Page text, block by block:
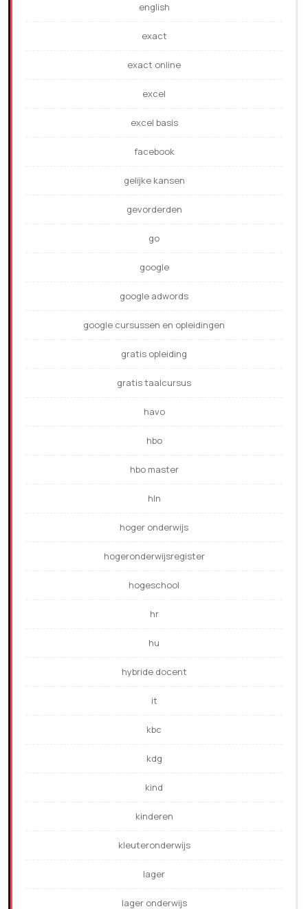
english
exact
exact online
excel
excel basis
facebook
gelijke kansen
gevorderden
go
google
google adwords
google cursussen en opleidingen
gratis opleiding
gratis taalcursus
havo
hbo
hbo master
hln
hoger onderwijs
hogeronderwijsregister
hogeschool
hr
hu
hybride docent
it
kbc
kdg
kind
kinderen
kleuteronderwijs
lager
lager onderwijs